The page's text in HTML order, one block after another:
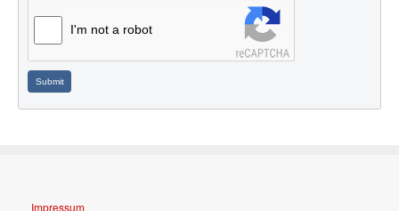
I'm not a robot
Submit
Impressum